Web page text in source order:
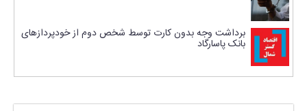
برداشت وجه بدون کارت توسط شخص دوم از خودپردازهای
بانک پاسارگاد